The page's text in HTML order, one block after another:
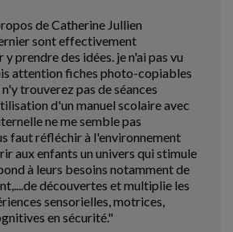
de Catherine Jullien
sont effectivement
prendre des idées. je n'ai pas vu
attention fiches photo-copiables
trouverez pas de séances
d'un manuel scolaire avec
ne me semble pas
faut réfléchir à l'environnement
aux enfants un univers qui stimule
à leurs besoins notamment de
découvertes et multiplie les
sensorielles, motrices,
en sécurité."